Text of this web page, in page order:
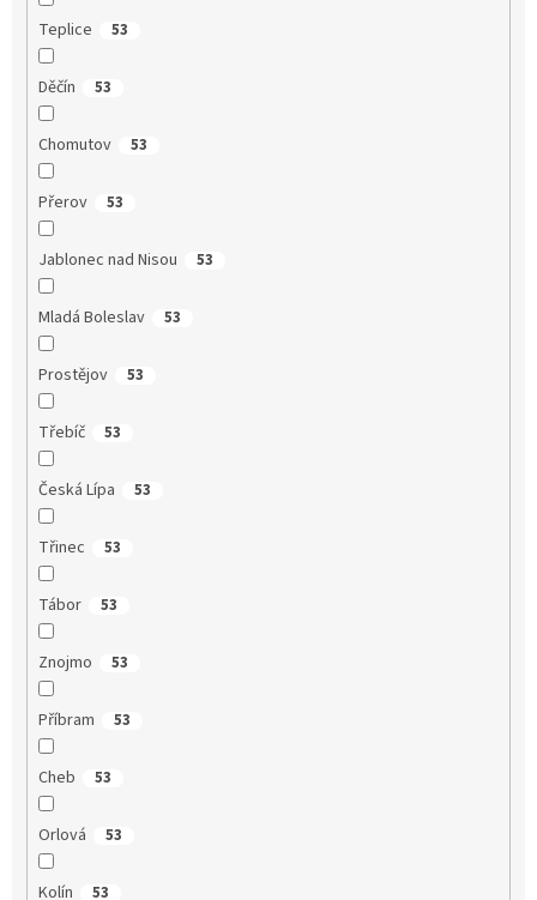
Teplice 53
Děčín 53
Chomutov 53
Přerov 53
Jablonec nad Nisou 53
Mladá Boleslav 53
Prostějov 53
Třebíč 53
Česká Lípa 53
Třinec 53
Tábor 53
Znojmo 53
Příbram 53
Cheb 53
Orlová 53
Kolín 53